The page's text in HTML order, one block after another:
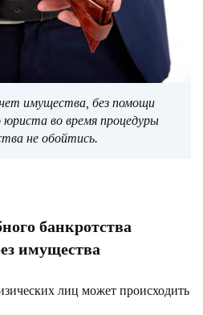
имущества, без помощи
юриста во время процедуры
не обойтись.
банкротства
имущества
лиц может происходить